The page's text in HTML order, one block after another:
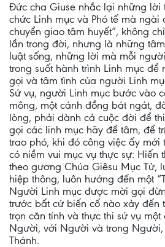
Đức cha Giuse nhắc lại những lời
chức Linh mục và Phó tế mà ngài
chuyển giao tâm huyết”, không
lần trong đời, nhưng là những
luật sống, những lời mà mỗi
trong suốt hành trình Linh mục để
gọi và tâm tình của người Linh
Sứ vụ, người Linh mục bước vào
mông, một cánh đồng bát ngát,
lòng, phải dành cả cuộc đời để
gọi các linh mục hãy để tâm, để
trao phó, khi đó công việc ấy mới
có niềm vui mục vụ thực sự: Hiến
theo gương Chúa Giêsu Mục Tử,
hiệp thông, luôn hướng đến một
Người Linh mục được mời gọi
trước bất cứ biến cố nào xảy đến
trọn căn tính và thực thi sứ vụ
Người, với Người và trong
Thánh.